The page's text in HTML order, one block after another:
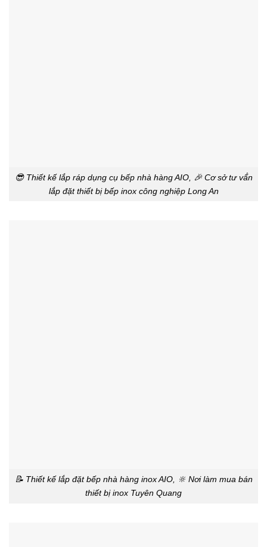
😎 Thiết kế lắp ráp dụng cụ bếp nhà hàng AIO, 🎉 Cơ sở tư vấ́n
lắp đặt thiết bị bếp inox công nghiệp Long An
📝 Thiết kế lắp đặt bếp nhà hàng inox AIO, 🔆 Nơi làm mua bán
thiết bị inox Tuyên Quang